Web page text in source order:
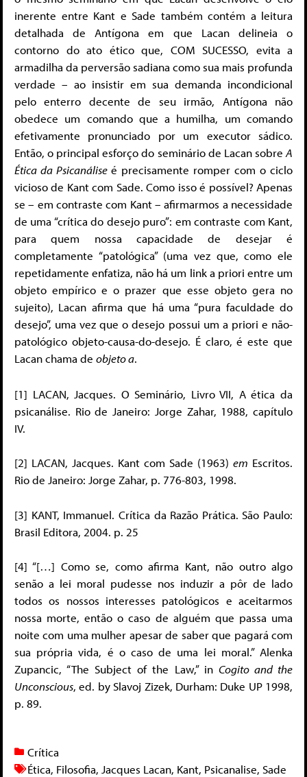
inerente entre Kant e Sade também contém a leitura
detalhada de Antígona em que Lacan delineia o
contorno do ato ético que, COM SUCESSO, evita a
armadilha da perversão sadiana como sua mais profunda
verdade – ao insistir em sua demanda incondicional
pelo enterro decente de seu irmão, Antígona não
obedece um comando que a humilha, um comando
efetivamente pronunciado por um executor sádico.
Então, o principal esforço do seminário de Lacan sobreA
Ética da Psicanálise é precisamente romper com o ciclo
vicioso de Kant com Sade. Como isso é possível? Apenas
se – em contraste com Kant – afirmarmos a necessidade
de uma “crítica do desejo puro”: em contraste com Kant,
para quem nossa capacidade de desejar é
completamente “patológica” (uma vez que, como ele
repetidamente enfatiza, não há um link a priori entre um
objeto empírico e o prazer que esse objeto gera no
sujeito), Lacan afirma que há uma “pura faculdade do
desejo”, uma vez que o desejo possui um a priori e não-
patológico objeto-causa-do-desejo. É claro, é este que
Lacan chama de objeto a.
[1] LACAN, Jacques. O Seminário, Livro VII, A ética da
psicanálise. Rio de Janeiro: Jorge Zahar, 1988, capítulo
IV.
[2] LACAN, Jacques. Kant com Sade (1963) em Escritos.
Rio de Janeiro: Jorge Zahar, p. 776-803, 1998.
[3] KANT, Immanuel. Crítica da Razão Prática. São Paulo:
Brasil Editora, 2004. p. 25
[4] “[…] Como se, como afirma Kant, não outro algo
senão a lei moral pudesse nos induzir a pôr de lado
todos os nossos interesses patológicos e aceitarmos
nossa morte, então o caso de alguém que passa uma
noite com uma mulher apesar de saber que pagará com
sua própria vida, é o caso de uma lei moral.” Alenka
Zupancic, “The Subject of the Law,” in Cogito and the
Unconscious, ed. by Slavoj Zizek, Durham: Duke UP 1998,
p. 89.
Crítica
Ética, Filosofia, Jacques Lacan, Kant, Psicanalise, Sade